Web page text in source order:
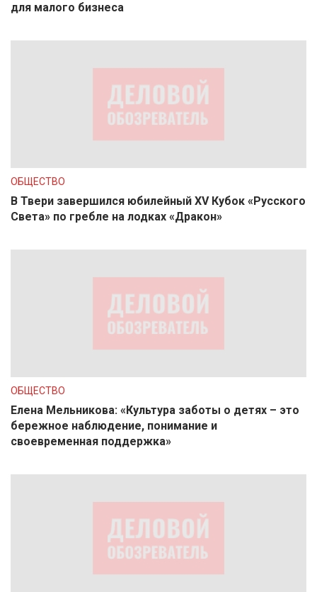
для малого бизнеса
ОБЩЕСТВО
В Твери завершился юбилейный XV Кубок «Русского
Света» по гребле на лодках «Дракон»
ОБЩЕСТВО
Елена Мельникова: «Культура заботы о детях – это
бережное наблюдение, понимание и
своевременная поддержка»